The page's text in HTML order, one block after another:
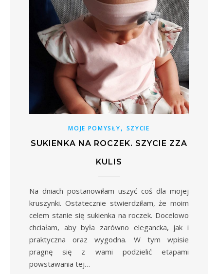
MOJE POMYSŁY, SZYCIE
SUKIENKA NA ROCZEK. SZYCIE ZZA
KULIS
Na dniach postanowiłam uszyć coś dla mojej
kruszynki. Ostatecznie stwierdziłam, że moim
celem stanie się sukienka na roczek. Docelowo
chciałam, aby była zarówno elegancka, jak i
praktyczna oraz wygodna. W tym wpisie
pragnę się z wami podzielić etapami
powstawania tej…